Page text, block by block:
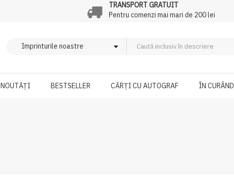
TRANSPORT GRATUIT
Pentru comenzi mai mari de 200 lei
NOUTĂȚI BESTSELLER CĂRȚI CU AUTOGRAF ÎN CURÂND